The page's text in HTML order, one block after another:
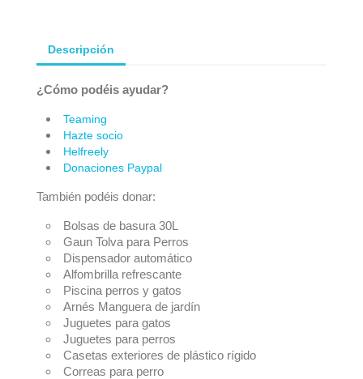
Descripción
¿Cómo podéis ayudar?
Teaming
Hazte socio
Helfreely
Donaciones Paypal
También podéis donar:
Bolsas de basura 30L
Gaun Tolva para Perros
Dispensador automático
Alfombrilla refrescante
Piscina perros y gatos
Arnés Manguera de jardín
Juguetes para gatos
Juguetes para perros
Casetas exteriores de plástico rígido
Correas para perro